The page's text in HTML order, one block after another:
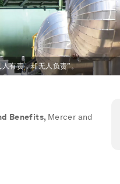
有责，却无人负责”。
Benefits, Mercer and